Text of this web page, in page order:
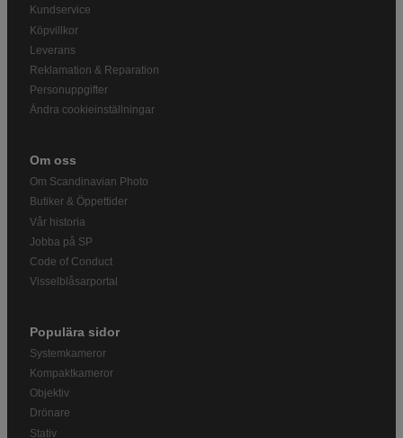
Kundservice
Köpvillkor
Leverans
Reklamation & Reparation
Personuppgifter
Ändra cookieinställningar
Om oss
Om Scandinavian Photo
Butiker & Öppettider
Vår historia
Jobba på SP
Code of Conduct
Visselblåsarportal
Populära sidor
Systemkameror
Kompaktkameror
Objektiv
Drönare
Stativ